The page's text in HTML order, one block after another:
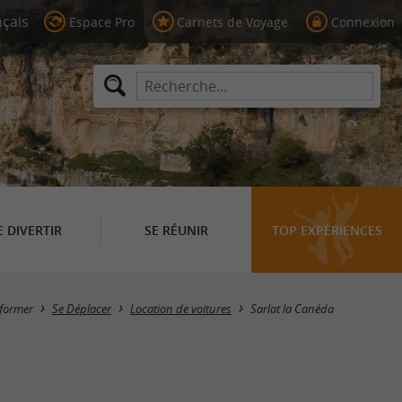
Espace Pro Carnets de Voyage Connexion
DIVERTIR SE RÉUNIR TOP EXPÉRIENCES
Masquer la carte
Se Déplacer Location de voitures Sarlat la Canéda